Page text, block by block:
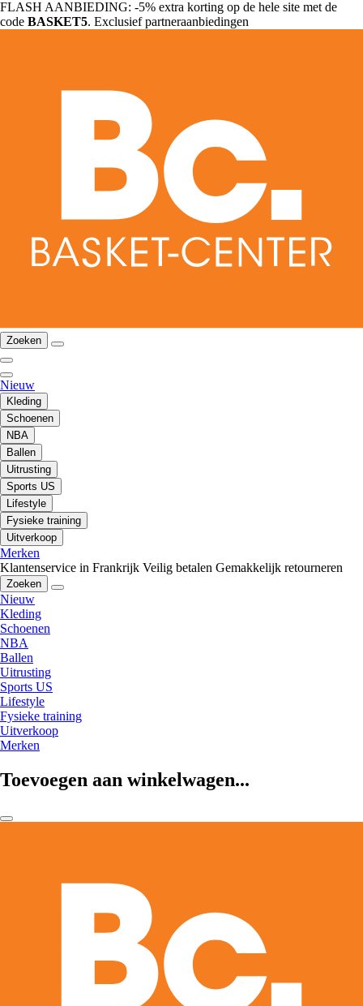
FLASH AANBIEDING: -5% extra korting op de hele site met de
code BASKET5. Exclusief partneraanbiedingen
Zoeken
Nieuw
Kleding
Schoenen
NBA
Ballen
Uitrusting
Sports US
Lifestyle
Fysieke training
Uitverkoop
Merken
Klantenservice in Frankrijk Veilig betalen Gemakkelijk retourneren
Zoeken
Nieuw
Kleding
Schoenen
NBA
Ballen
Uitrusting
Sports US
Lifestyle
Fysieke training
Uitverkoop
Merken
Toevoegen aan winkelwagen...